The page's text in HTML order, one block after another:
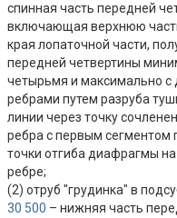
спинная часть передней
включающая верхнюю
края лопаточной части,
передней четвертины
четырьмя и максимально с
ребрами путем разруба
линии через точку
ребра с первым сегментом
точки отгиба диафрагмы
ребре;
(2) отруб "грудинка" в
30 500 – нижняя часть